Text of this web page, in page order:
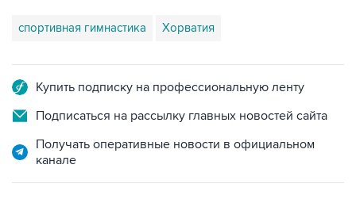
спортивная гимнастика Хорватия
Купить подписку на профессиональную ленту
Подписаться на рассылку главных новостей сайта
Получать оперативные новости в официальном
канале